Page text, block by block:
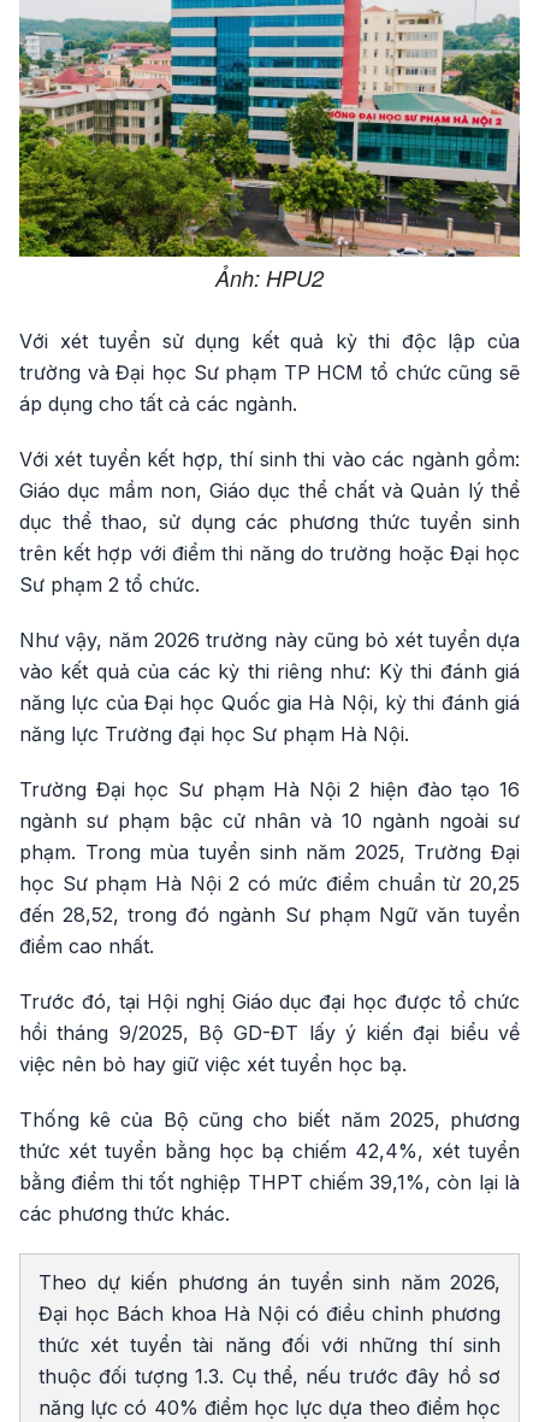
Ảnh: HPU2
Với xét tuyển sử dụng kết quả kỳ thi độc lập của
trường và Đại học Sư phạm TP HCM tổ chức cũng sẽ
áp dụng cho tất cả các ngành.
Với xét tuyển kết hợp, thí sinh thi vào các ngành gồm:
Giáo dục mầm non, Giáo dục thể chất và Quản lý thể
dục thể thao, sử dụng các phương thức tuyển sinh
trên kết hợp với điểm thi năng do trường hoặc Đại học
Sư phạm 2 tổ chức.
Như vậy, năm 2026 trường này cũng bỏ xét tuyển dựa
vào kết quả của các kỳ thi riêng như: Kỳ thi đánh giá
năng lực của Đại học Quốc gia Hà Nội, kỳ thi đánh giá
năng lực Trường đại học Sư phạm Hà Nội.
Trường Đại học Sư phạm Hà Nội 2 hiện đào tạo 16
ngành sư phạm bậc cử nhân và 10 ngành ngoài sư
phạm. Trong mùa tuyển sinh năm 2025, Trường Đại
học Sư phạm Hà Nội 2 có mức điểm chuẩn từ 20,25
đến 28,52, trong đó ngành Sư phạm Ngữ văn tuyển
điểm cao nhất.
Trước đó, tại Hội nghị Giáo dục đại học được tổ chức
hồi tháng 9/2025, Bộ GD-ĐT lấy ý kiến đại biểu về
việc nên bỏ hay giữ việc xét tuyển học bạ.
Thống kê của Bộ cũng cho biết năm 2025, phương
thức xét tuyển bằng học bạ chiếm 42,4%, xét tuyển
bằng điểm thi tốt nghiệp THPT chiếm 39,1%, còn lại là
các phương thức khác.
Theo dự kiến phương án tuyển sinh năm 2026,
Đại học Bách khoa Hà Nội có điều chỉnh phương
thức xét tuyển tài năng đối với những thí sinh
thuộc đối tượng 1.3. Cụ thể, nếu trước đây hồ sơ
năng lực có 40% điểm học lực dựa theo điểm học